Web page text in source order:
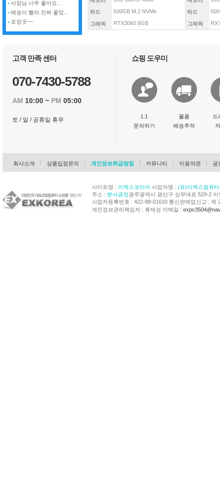
사장님 너무 좋아요...
배송이 빨라 진짜 좋았...
포장굿~~
하드 500GB M.2 NVMe
그래픽 RTX3060 8GB
하드
그래픽
고객 만족 센터
070-7430-5788
AM 10:00 ~ PM 05:00
토 / 일 / 공휴일 휴무
쇼핑 도우미
1:1
문의하기
물품
배송추적
드
회사소개 상품입점문의 개인정보취급방침 커뮤니티 이용약관 공
사이트명 : 이엑스코리아사업자명 : (유)이엑스컴퓨터
주소 : 본사공장광주광역시 광산구 상무대로 529-2 이
사업자등록번호 : 422-88-01610 통신판매업신고 : 제
개인정보관리책임자 : 류재성 이메일 :